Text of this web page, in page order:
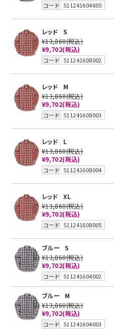
コード 511241604605
レッド
S
¥13,860(税込)
¥9,702(税込)
コード 511241608002
レッド
M
¥13,860(税込)
¥9,702(税込)
コード 511241608003
レッド
L
¥13,860(税込)
¥9,702(税込)
コード 511241608004
レッド
XL
¥13,860(税込)
¥9,702(税込)
コード 511241608005
ブルー
S
¥13,860(税込)
¥9,702(税込)
コード 511241604002
ブルー
M
¥13,860(税込)
¥9,702(税込)
コード 511241604003